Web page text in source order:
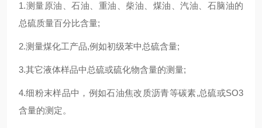
1.测量原油、石油、重油、柴油、煤油、汽油、石脑油的
总硫质量百分比含量;
2.测量煤化工产品,例如初级苯中总硫含量;
3.其它液体样品中总硫或硫化物含量的测量;
4.细粉末样品中，例如石油焦改质沥青等碳素,总硫或SO3
含量的测定。